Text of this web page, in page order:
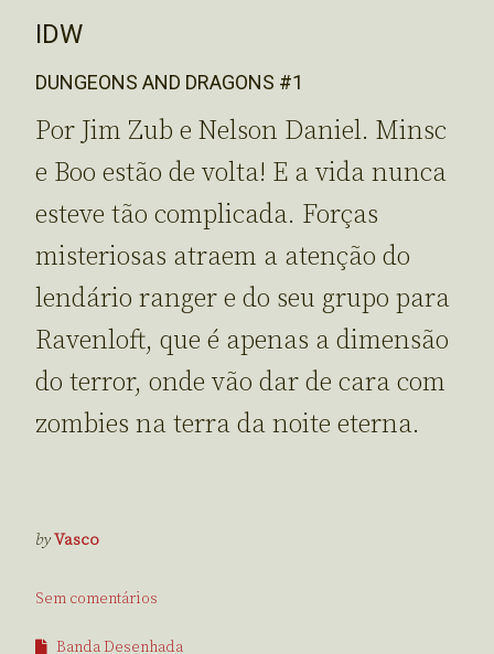
IDW
DUNGEONS AND DRAGONS #1
Por Jim Zub e Nelson Daniel. Minsc
e Boo estão de volta! E a vida nunca
esteve tão complicada. Forças
misteriosas atraem a atenção do
lendário ranger e do seu grupo para
Ravenloft, que é apenas a dimensão
do terror, onde vão dar de cara com
zombies na terra da noite eterna.
byVasco
Sem comentários
Banda Desenhada